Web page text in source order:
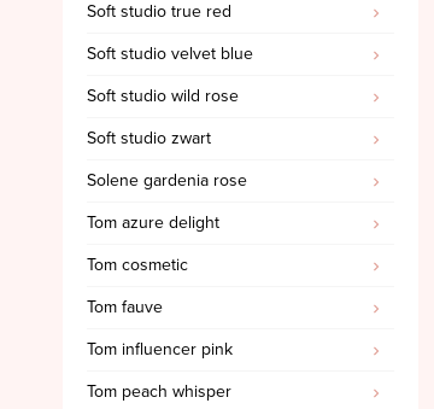
Soft studio true red
Soft studio velvet blue
Soft studio wild rose
Soft studio zwart
Solene gardenia rose
Tom azure delight
Tom cosmetic
Tom fauve
Tom influencer pink
Tom peach whisper